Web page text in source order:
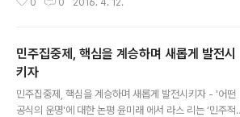
우리에게도 똑같이 적용되는 듯하다. 우리가 바란 것은 딱
력의 힘을 보여주길 바랐다. 하지만 그 바람은 안타깝게 이
루어지지 않았다. 진보는 결국 분열했고, 우리가 원하는 결
과가 나올 가능성은 희박해졌다. 우리에게는 노동당, 녹색
당, 민중연합당, 정의당 이렇게 찢어진 네 개의 진보정당 중
0 0 2016. 4. 12.
민주집중제, 핵심을 계승하며 새롭게 발전시
키자
민주집중제, 핵심을 계승하며 새롭게 발전시키자 - '어떤
공식의 운명'에 대한 논평 윤미래 에서 라스 리는 ‘민주적